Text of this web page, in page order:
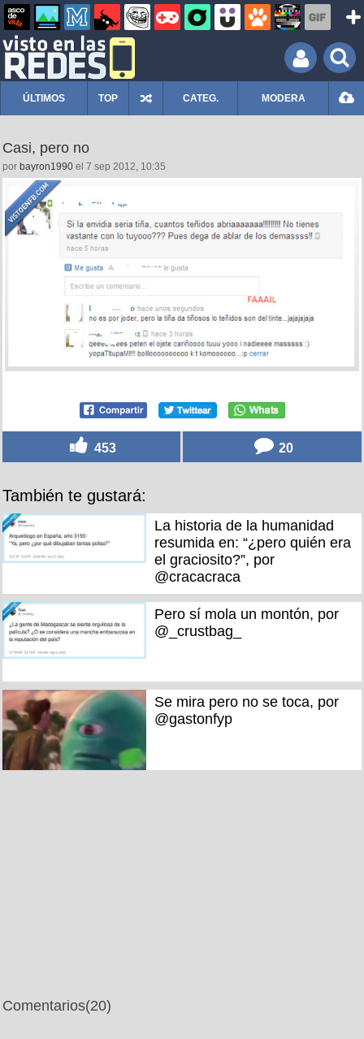
ÚLTIMOS TOP CATEG. MODERA
Casi, pero no
por bayron1990 el 7 sep 2012, 10:35
453 20
También te gustará:
La historia de la humanidad
resumida en: “¿pero quién era
el graciosito?”, por
@cracacraca
Pero sí mola un montón, por
@_crustbag_
Se mira pero no se toca, por
@gastonfyp
Comentarios(20)